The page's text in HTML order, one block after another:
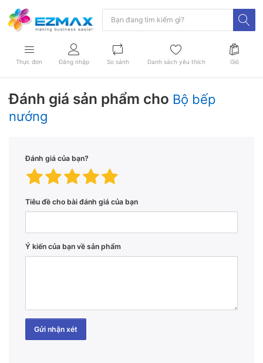
Thực đơn Đăng nhập So sánh Danh sách yêu thích Giỏ
Đánh giá sản phẩm cho Bộ bếp
nướng
Đánh giá của bạn?
Tiêu đề cho bài đánh giá của bạn
Ý kiến ​​của bạn về sản phẩm
Gửi nhận xét